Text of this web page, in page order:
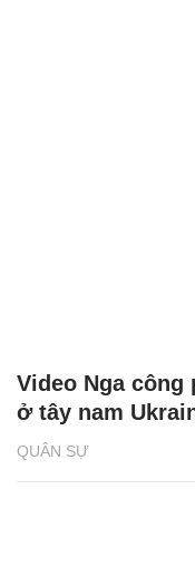
QUÂN SỰ
Video Nga công
ở tây nam